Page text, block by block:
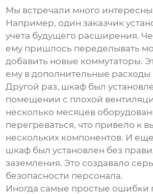
Мы встречали много
Например, один заказчик
учета будущего расширения.
ему пришлось переделывать
добавить новые коммутаторы.
ему в дополнительные расходы
Другой раз, шкаф был
помещении с плохой
несколько месяцев
перегреваться, что привело к
нескольких компонентов. И
шкаф был установлен без
заземления. Это создавало
безопасности персонала.
Иногда самые простые ошибки